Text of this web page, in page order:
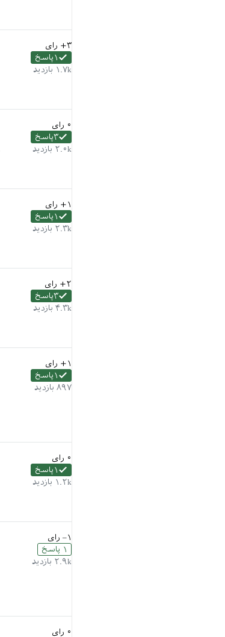
+۳ رای
۱ پاسخ
۱.۷k بازدید
۰ رای
۳پاسخ
۲.۰k بازدید
+۱ رای
۱ پاسخ
۲.۳k بازدید
+۲ رای
۳پاسخ
۴.۳k بازدید
+۱ رای
۱ پاسخ
۸۹۷ بازدید
۰ رای
۱ پاسخ
۱.۲k بازدید
–۱ رای
۱ پاسخ
۲.۹k بازدید
۰ رای